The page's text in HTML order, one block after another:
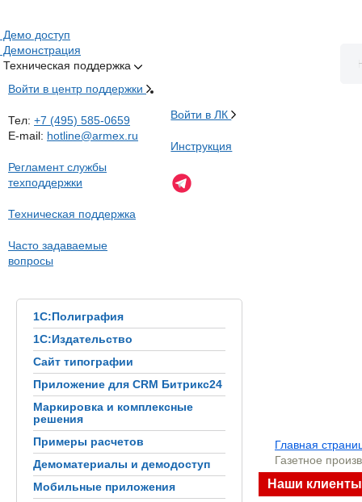
Демо доступ
Демонстрация
Техническая поддержка
Войти в центр поддержки
Тел: +7 (495) 585-0659
E-mail: hotline@armex.ru
Регламент службы
техподдержки
Техническая поддержка
Часто задаваемые
вопросы
Войти в ЛК
Инструкция
1С:Полиграфия
1С:Издательство
Сайт типографии
Приложение для CRM Битрикс24
Маркировка и комплексные
решения
Примеры расчетов
Демоматериалы и демодоступ
Мобильные приложения
Главная
Газетное
Наши клиенты